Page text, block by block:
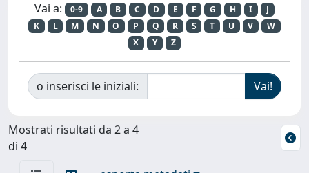
Vai a: 0-9 A B C D E F G H I
J
K
L M N O P Q R S T U V
W
X
Y Z
o inserisci le iniziali:
Mostrati risultati da 2 a 4
di 4